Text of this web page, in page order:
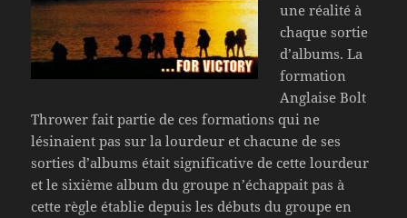
une réalité à
chaque sortie
d’albums. La
formation
Anglaise Bolt
Thrower fait partie de ces formations qui ne
lésinaient pas sur la lourdeur et chacune de ses
sorties d’albums était significative de cette lourdeur
et le sixième album du groupe n’échappait pas à
cette règle établie depuis les débuts du groupe en